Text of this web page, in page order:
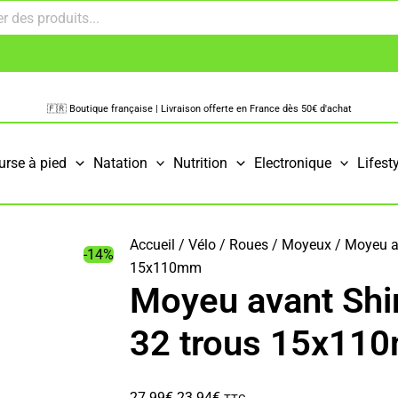
🇫🇷 Boutique française | Livraison offerte en France dès 50€ d'achat
à pied Natation Nutrition Electronique
-14%
Accueil / Vélo/ Roues/ Moyeux/ Moyeu
15x110mm
Moyeu avant
32 trous